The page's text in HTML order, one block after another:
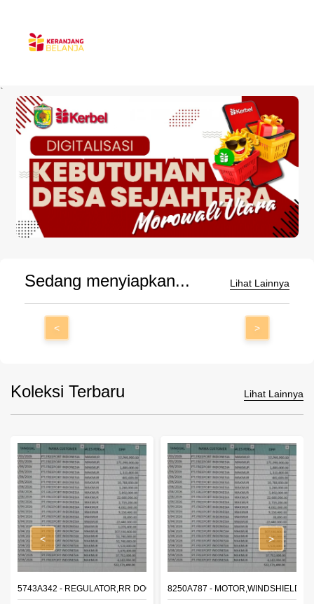
`
Sedang menyiapkan... Lihat Lainnya
< >
Koleksi Terbaru Lihat Lainnya
WINDOW,LH
5743A342 - REGULATOR,RR DOOR WINDOW,RH8250A787 - MOTOR,WINDSHIELD
< >